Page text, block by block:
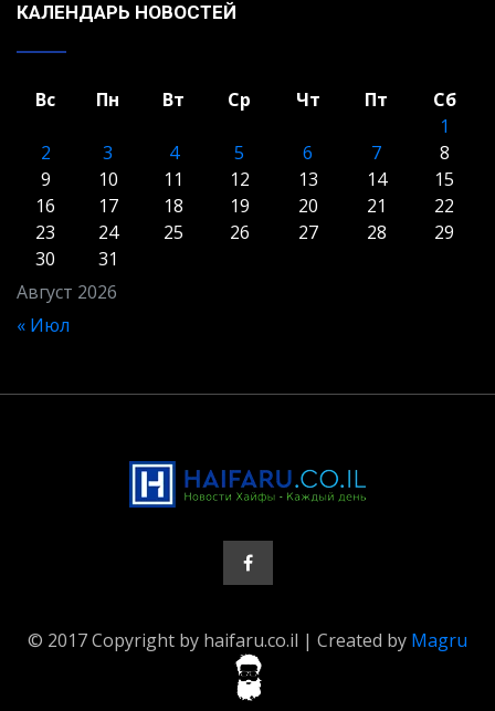
КАЛЕНДАРЬ НОВОСТЕЙ
Август 2026
Вс Пн Вт Ср Чт Пт
Сб
1
2
3 4 5 6 7
8
9
10 11 12 13 14
15
16
17 18 19 20 21
22
23
24 25 26 27 28
29
30
31
« Июл
© 2017 Copyright by haifaru.co.il | Created by Magru